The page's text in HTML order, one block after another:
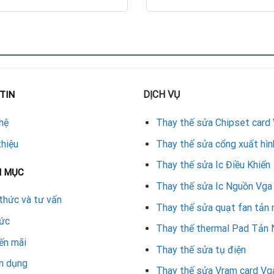
nguồn đột ngột.
khác trên bo mạch.
nặng phát sinh.
lượng giúp card vận hành ổn định trong thời gian dài.
card đồ họa, xử lý các lỗi từ đơn giản đến phức tạp trên bo
án sửa chữa. Đây cũng là địa chỉ đáng tin cậy khi cần
tụ điện
độ ổn định.
MỤC
và tư vấn
mãi
dụng
DỊCH VỤ
Thay thế sửa Chipset card
Thay thế sửa cổng xuất
Thay thế sửa Ic Điều Khiển
Thay thế sửa Ic Nguồn Vga
Thay thế sửa quạt fan tản
Thay thế thermal Pad Tản
Thay thế sửa tụ điện
Thay thế sửa Vram card